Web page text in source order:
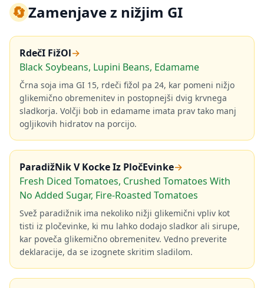
🔄Zamenjave z nižjim GI
RdečI FižOl→
Black Soybeans, Lupini Beans, Edamame
Črna soja ima GI 15, rdeči fižol pa 24, kar pomeni nižjo
glikemično obremenitev in postopnejši dvig krvnega
sladkorja. Volčji bob in edamame imata prav tako manj
ogljikovih hidratov na porcijo.
ParadižNik V Kocke Iz PločEvinke→
Fresh Diced Tomatoes, Crushed Tomatoes With
No Added Sugar, Fire-Roasted Tomatoes
Svež paradižnik ima nekoliko nižji glikemični vpliv kot
tisti iz pločevinke, ki mu lahko dodajo sladkor ali sirupe,
kar poveča glikemično obremenitev. Vedno preverite
deklaracije, da se izognete skritim sladilom.